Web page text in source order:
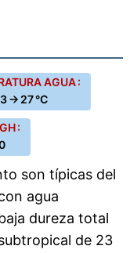
AGUA :
→ 27 °C
:
son típicas del
agua
dureza total
de 23